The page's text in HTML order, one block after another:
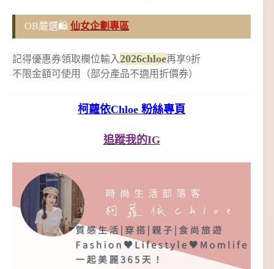
OB嚴選🛍️ 仙女企劃專區
記得優惠券領取欄位輸入2026chloe再享9折
不限金額可使用（部分產品不適用折價券）
柯蘿依Chloe 粉絲專頁
追蹤我的IG